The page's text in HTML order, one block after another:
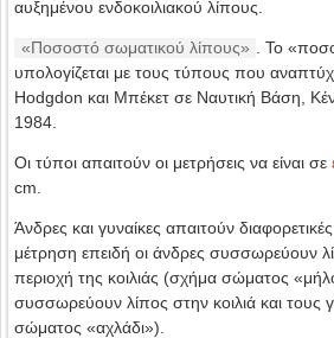
αυξημένου ενδοκοιλιακού λίπους.
«Ποσοστό σωματικού λίπους»
. Το
υπολογίζεται με τους τύπους που
Hodgdon και Μπέκετ σε Ναυτική Βάση,
1984.
Οι τύποι απαιτούν οι μετρήσεις να είναι σε
cm.
Άνδρες και γυναίκες απαιτούν
μέτρηση επειδή οι άνδρες συσσωρεύουν
περιοχή της κοιλιάς (σχήμα σώματος
συσσωρεύουν λίπος στην κοιλιά και τους
σώματος «αχλάδι»).